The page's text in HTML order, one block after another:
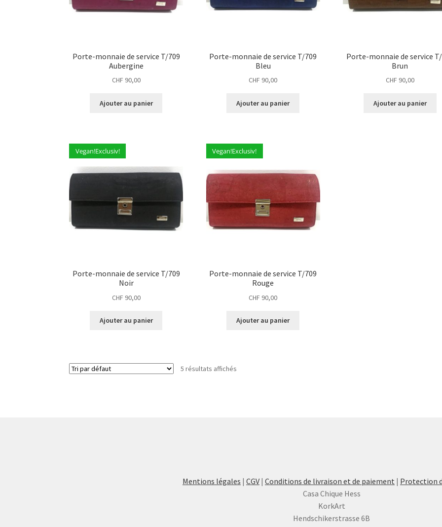
Porte-monnaie de service T/709
Aubergine
CHF 90,00
Ajouter au panier
Porte-monnaie de service T/709
Bleu
CHF 90,00
Ajouter au panier
Porte-monnaie de service
Brun
CHF 90,00
Ajouter au panier
Vegan!Exclusiv!
Porte-monnaie de service T/709
Noir
CHF 90,00
Ajouter au panier
Vegan!Exclusiv!
Porte-monnaie de service T/709
Rouge
CHF 90,00
Ajouter au panier
5 résultats affichés
Mentions légales | CGV | Conditions de livraison et de paiement | Protection
Casa Chique Hess
KorkArt
Hendschikerstrasse 6B